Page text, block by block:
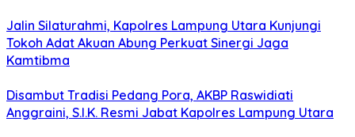
Jalin Silaturahmi, Kapolres Lampung Utara Kunjungi
Tokoh Adat Akuan Abung Perkuat Sinergi Jaga
Kamtibma
Disambut Tradisi Pedang Pora, AKBP Raswidiati
Anggraini, S.I.K. Resmi Jabat Kapolres Lampung Utara